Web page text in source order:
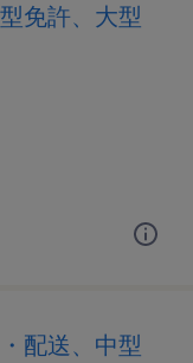
免許、大型
配送、中型